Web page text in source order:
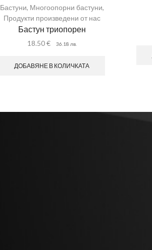
Бастуни, Многоопорни бастуни,
Продукти произведени от нас
Бастун триопорен
18.50€ 36.18 лв.
ДОБАВЯНЕ В КОЛИЧКАТА